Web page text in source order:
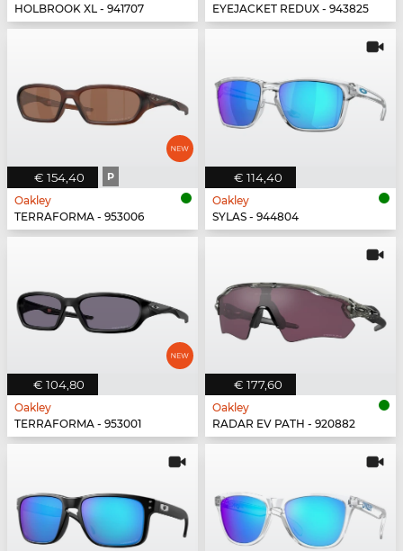
HOLBROOK XL - 941707
EYEJACKET REDUX - 943825
€ 154,40 P
Oakley
TERRAFORMA - 953006
€ 114,40
Oakley
SYLAS - 944804
€ 104,80
Oakley
TERRAFORMA - 953001
€ 177,60
Oakley
RADAR EV PATH - 920882